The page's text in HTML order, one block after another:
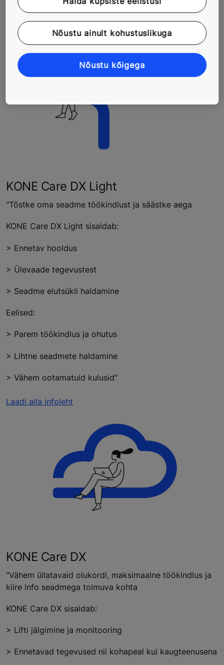
hooldusleping
KONE Care DX Light
"Tõstke oma seadme töökindlust ja säästke aega
KONE Care DX Light sisaldab:
> Ennetav hooldus
> Ülevaade tegevustest
> Seadme elutsükli haldamine
Eelised:
> Parem töökindlus ja ohutus
> Lihtne seadmete haldamine
> Vähem ootamatuid kulusid"
Laadi alla infoleht
KONE Care DX
"Vähem üllatavaid olukordi, maksimaalne töökindlus ja
kiire info seadmega toimuva kohta
KONE Care DX sisaldab:
> Lifti jälgimine ja monitooring
> Ennetavad tegevused nii kohapeal kui kaugteenusena
Nõustu ainult kohustuslikuga
Nõustu kõigega